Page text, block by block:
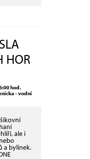
HOR
hod.
- vodní
ale i
a bylinek.